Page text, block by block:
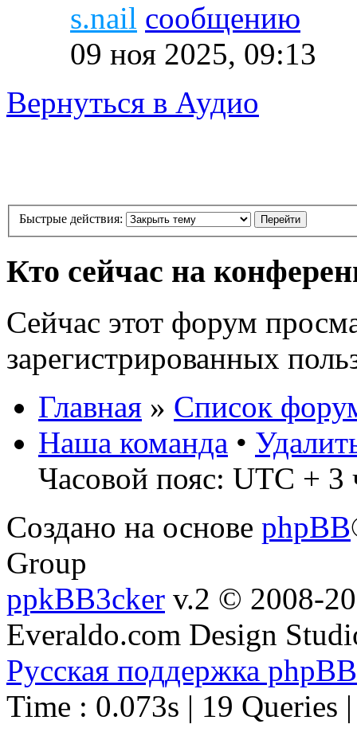
s.nail
09 ноя 2025, 09:13
Вернуться в Аудио
Быстрые действия:
Кто сейчас на
Сейчас этот форум
зарегистрированных
Главная » Список
Наша команда •
Часовой пояс: UTC + 3
Создано на основе phpBB
Group
ppkBB3cker v.2 © 2008-
Everaldo.com Design
Русская поддержка phpBB
Time : 0.073s | 19 Queries